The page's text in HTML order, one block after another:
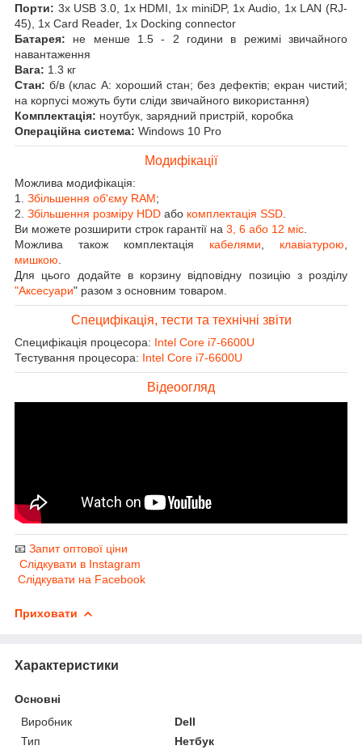
Порти: 3x USB 3.0, 1x HDMI, 1x miniDP, 1x Audio, 1x LAN (RJ-
45), 1x Card Reader, 1x Docking connector
Батарея: не менше 1.5 - 2 години в режимі звичайного
навантаження
Вага: 1.3 кг
Стан: б/в (клас А: хороший стан; без дефектів; екран чистий;
на корпусі можуть бути сліди звичайного використання)
Комплектація: ноутбук, зарядний пристрій, коробка
Операційна система: Windows 10 Pro
Модифікації
Можлива модифікація:
1. Збільшення об'єму RAM;
2. Збільшення розміру HDD або комплектація SSD
Ви можете розширити строк гарантії на 3, 6 або 12 міс
Можлива також комплектація кабелями клавіатурою
мишкою
Для цього додайте в корзину відповідну позицію з розділу
"Аксесуари" разом з основним товаром.
Специфікація, тести та технічні звіти
Специфікація процесора: Intel Core i7-6600U
Тестування процесора: Intel Core i7-6600U
Відеоогляд
📧 Запит оптової ціни
Слідкувати в Instagram
Слідкувати на Facebook
Приховати
Характеристики
Основні
Виробник
Dell
Тип
Нетбук